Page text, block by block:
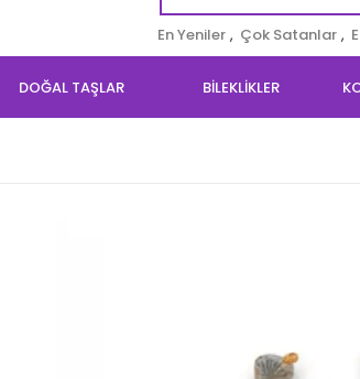
En Yeniler , Çok Satanlar ,
DOĞAL TAŞLAR BİLEKLİKLER